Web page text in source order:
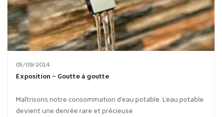
05/09/2014
Exposition – Goutte à goutte
Maîtrisons notre consommation d’eau potable. L’eau potable
devient une denrée rare et précieuse